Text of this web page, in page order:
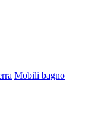
Mobili bagno